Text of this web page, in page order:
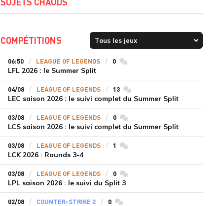
COMPÉTITIONS
06:50 LEAGUE OF LEGENDS 0commentaires
LFL 2026 : le Summer Split
04/08 LEAGUE OF LEGENDS 13commentaires
LEC saison 2026 : le suivi complet du Summer Split
03/08 LEAGUE OF LEGENDS 0commentaires
LCS saison 2026 : le suivi complet du Summer Split
03/08 LEAGUE OF LEGENDS 1 commentaires
LCK 2026 : Rounds 3-4
03/08 LEAGUE OF LEGENDS 0commentaires
LPL saison 2026 : le suivi du Split 3
02/08 COUNTER-STRIKE 2 0commentaires